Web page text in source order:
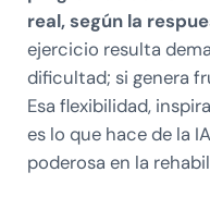
real, según la
ejercicio resulta
dificultad; si genera
Esa flexibilidad,
es lo que hace de la
poderosa en la